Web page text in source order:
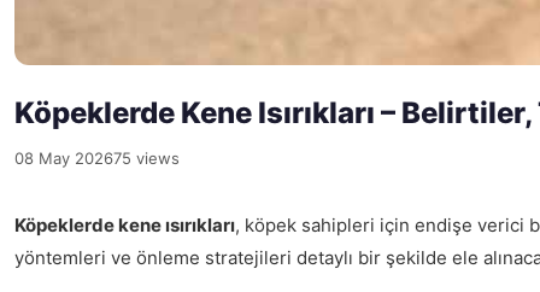
Köpeklerde Kene Isırıkları –
08 May 202675 views
Köpeklerde kene ısırıkları, köpek sahipleri için endişe verici
yöntemleri ve önleme stratejileri detaylı bir şekilde ele